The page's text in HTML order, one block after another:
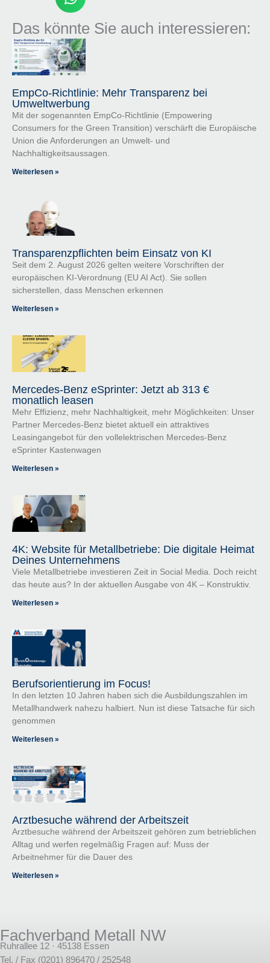
Das könnte Sie auch interessieren:
EmpCo-Richtlinie: Mehr Transparenz bei
Umweltwerbung
Mit der sogenannten EmpCo-Richtlinie (Empowering
Consumers for the Green Transition) verschärft die Europäische
Union die Anforderungen an Umwelt- und
Nachhaltigkeitsaussagen.
Weiterlesen »
Transparenzpflichten beim Einsatz von KI
Seit dem 2. August 2026 gelten weitere Vorschriften der
europäischen KI-Verordnung (EU AI Act). Sie sollen
sicherstellen, dass Menschen erkennen
Weiterlesen »
Mercedes-Benz eSprinter: Jetzt ab 313 €
monatlich leasen
Mehr Effizienz, mehr Nachhaltigkeit, mehr Möglichkeiten: Unser
Partner Mercedes-Benz bietet aktuell ein attraktives
Leasingangebot für den vollelektrischen Mercedes-Benz
eSprinter Kastenwagen
Weiterlesen »
4K: Website für Metallbetriebe: Die digitale Heimat
Deines Unternehmens
Viele Metallbetriebe investieren Zeit in Social Media. Doch reicht
das heute aus? In der aktuellen Ausgabe von 4K – Konstruktiv.
Weiterlesen »
Berufsorientierung im Focus!
In den letzten 10 Jahren haben sich die Ausbildungszahlen im
Metallhandwerk nahezu halbiert. Nun ist diese Tatsache für sich
genommen
Weiterlesen »
Arztbesuche während der Arbeitszeit
Arztbesuche während der Arbeitszeit gehören zum betrieblichen
Alltag und werfen regelmäßig Fragen auf: Muss der
Arbeitnehmer für die Dauer des
Weiterlesen »
Fachverband Metall NW
Ruhrallee 12 · 45138 Essen
Tel. / Fax (0201) 896470 / 252548